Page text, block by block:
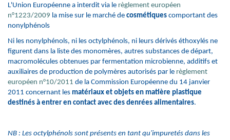
L'Union Européenne a interdit via le règlement européen
n°1223/2009 la mise sur le marché de cosmétiques comportant des
nonylphénols
Ni les nonylphénols, ni les octylphénols, ni leurs dérivés éthoxylés ne
figurent dans la liste des monomères, autres substances de départ,
macromolécules obtenues par fermentation microbienne, additifs et
auxiliaires de production de polymères autorisés par le règlement
européen n°10/2011 de la Commission Européenne du 14 janvier
2011 concernant les matériaux et objets en matière plastique
destinés à entrer en contact avec des denrées alimentaires.
NB : Les octylphénols sont présents en tant qu'impuretés dans les